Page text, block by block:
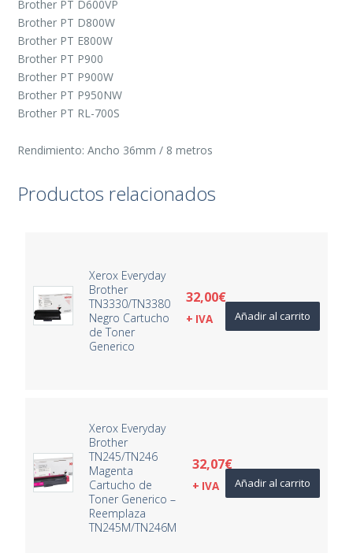
Brother PT D600VP
Brother PT D800W
Brother PT E800W
Brother PT P900
Brother PT P900W
Brother PT P950NW
Brother PT RL-700S
Rendimiento: Ancho 36mm / 8 metros
Productos relacionados
Xerox Everyday
Brother
TN3330/TN3380
Negro Cartucho
de Toner
Generico
32,00€
+ IVA Añadir al carrito
Xerox Everyday
Brother
TN245/TN246
Magenta
Cartucho de
Toner Generico –
Reemplaza
TN245M/TN246M
32,07€
+ IVA Añadir al carrito